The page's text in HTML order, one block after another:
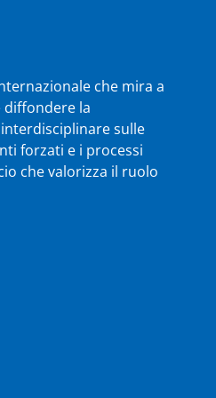
che mira a
la
sulle
forzati e i processi
che valorizza il ruolo